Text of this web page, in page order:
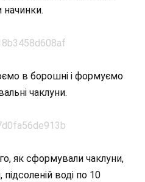
начинки.
в борошні і формуємо
чаклуни.
як сформували чаклуни,
воді по 10